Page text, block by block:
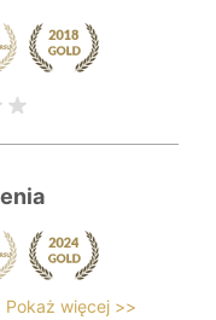
Pokaż więcej >>